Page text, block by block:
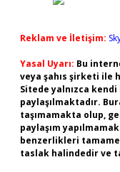
Reklam ve İletişim:
Yasal Uyarı: Bu
veya şahıs şirketi ile
Sitede yalnızca kendi
paylaşılmaktadır.
taşımamakta olup,
paylaşım
benzerlikleri
taslak halindedir ve